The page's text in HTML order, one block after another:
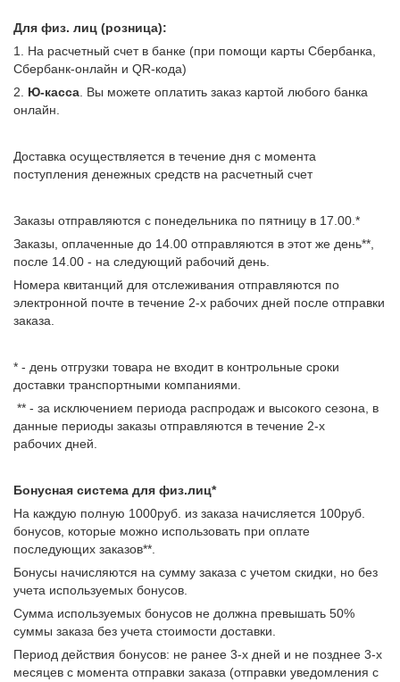
Для физ. лиц (розница):
1. На расчетный счет в банке (при помощи карты Сбербанка,
Сбербанк-онлайн и QR-кода)
2. Ю-касса . Вы можете оплатить заказ картой любого банка
онлайн.
Доставка осуществляется в течение дня с момента
поступления денежных средств на расчетный счет
Заказы отправляются с понедельника по пятницу в 17.00.*
Заказы, оплаченные до 14.00 отправляются в этот же день**,
после 14.00 - на следующий рабочий день.
Номера квитанций для отслеживания отправляются по
электронной почте в течение 2-х рабочих дней после отправки
заказа.
* - день отгрузки товара не входит в контрольные сроки
доставки транспортными компаниями.
** - за исключением периода распродаж и высокого сезона, в
данные периоды заказы отправляются в течение 2-х
рабочих дней.
Бонусная система для физ.лиц*
На каждую полную 1000руб. из заказа начисляется 100руб.
бонусов, которые можно использовать при оплате
последующих заказов**.
Бонусы начисляются на сумму заказа с учетом скидки, но без
учета используемых бонусов.
Сумма используемых бонусов не должна превышать 50%
суммы заказа без учета стоимости доставки.
Период действия бонусов: не ранее 3-х дней и не позднее 3-х
месяцев с момента отправки заказа (отправки уведомления с